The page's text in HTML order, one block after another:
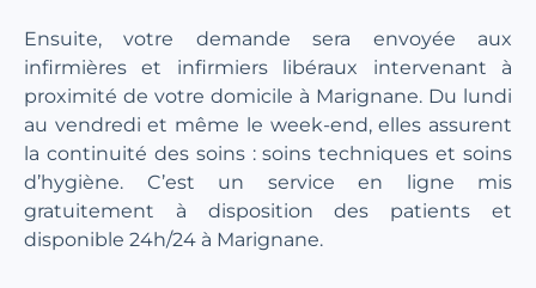
Ensuite, votre demande sera envoyée aux
infirmières et infirmiers libéraux intervenant à
proximité de votre domicile à Marignane. Du lundi
au vendredi et même le week-end, elles assurent
la continuité des soins : soins techniques et soins
d’hygiène. C’est un service en ligne mis
gratuitement à disposition des patients et
disponible 24h/24 à Marignane.